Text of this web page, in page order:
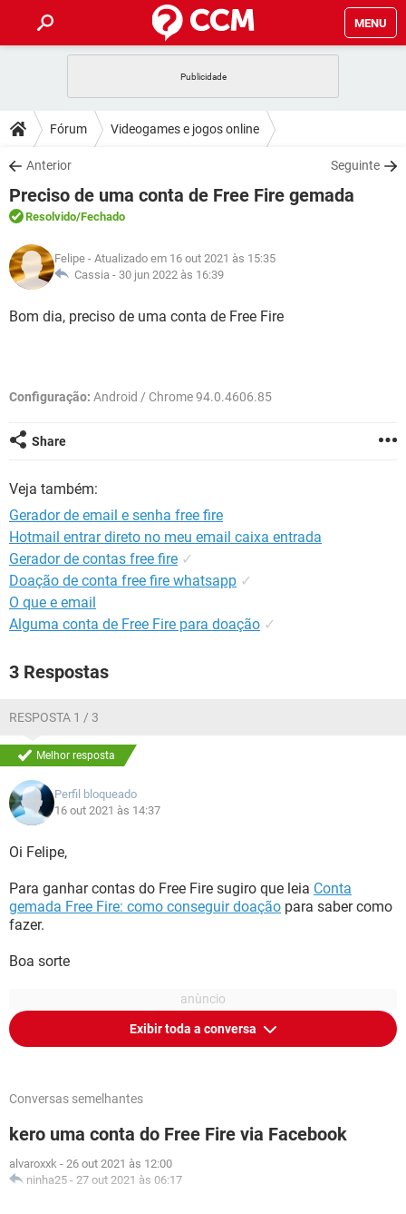
MENU
CELULAR FACEBOOK
OUTLOOK
INSTAGRAM GMAIL
GUIA DE COMPRAS
DICAS
JOGOS WHATSAPP
OUTLOOK
INSTAGRAM
GUIA DE COMPRAS
DOWNLOADS
JOGOS WHATSAPP
CELULAR
OUTLOOK EXCEL
INSTAGRAM
GUIA DE COMPRAS
FÓRUM
JOGOS
CELULAR FACEBOOK
GLOSSÁRIO
JOGOS
CELULAR FACEBOOK
Fórum Videogames e jogos online
Anterior Seguinte
Preciso de uma conta de Free Fire gemada
Resolvido/Fechado
Felipe - Atualizado em 16 out 2021 às 15:35
Cassia - 30 jun 2022 às 16:39
Bom dia, preciso de uma conta de Free Fire
Configuração: Android / Chrome 94.0.4606.85
Share
Veja também:
Gerador de email e senha free fire
Hotmail entrar direto no meu email caixa entrada
Gerador de contas free fire ✓
Doação de conta free fire whatsapp ✓
O que e email
Alguma conta de Free Fire para doação ✓
3 Respostas
RESPOSTA 1 / 3
Melhor resposta
Perfil bloqueado
16 out 2021 às 14:37
Oi Felipe,
Para ganhar contas do Free Fire sugiro que leia Conta
gemada Free Fire: como conseguir doação para saber como
fazer.
Boa sorte
Exibir toda a conversa
Conversas semelhantes
kero uma conta do Free Fire via Facebook
alvaroxxk - 26 out 2021 às 12:00
ninha25 - 27 out 2021 às 06:17